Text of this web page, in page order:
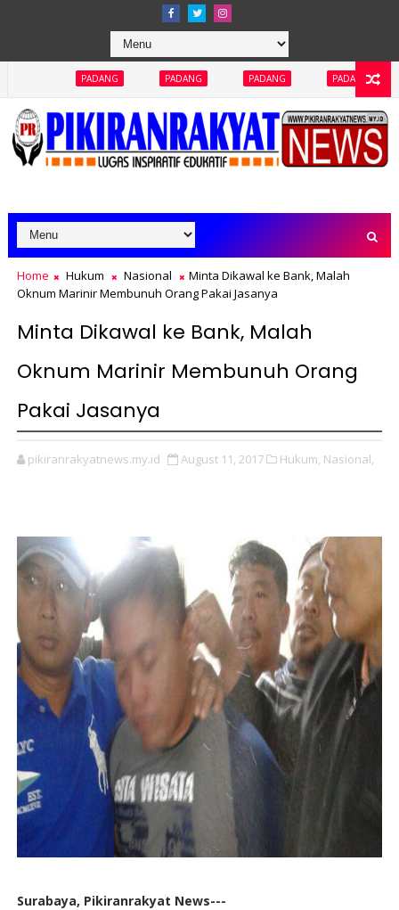
PADANG PADANG PADANG PADANG
Home Hukum Nasional
Minta Dikawal ke Bank, Malah
Oknum Marinir Membunuh Orang Pakai Jasanya
Minta Dikawal ke Bank, Malah
Oknum Marinir Membunuh Orang
Pakai Jasanya
pikiranrakyatnews.my.id August 11, 2017 Hukum, Nasional,
Surabaya, Pikiranrakyat News---